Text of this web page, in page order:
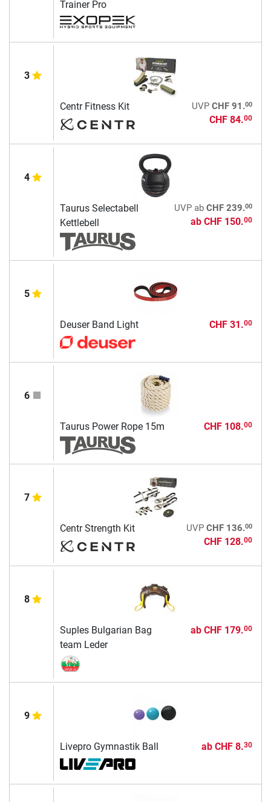
Trainer Pro
3
Centr Fitness Kit UVP CHF 91.00
CHF 84.00
4
Taurus Selectabell
Kettlebell
UVPab CHF 239.00
ab CHF 150.00
5
Deuser Band Light CHF 31.00
6
Taurus Power Rope 15m CHF 108.00
7
Centr Strength Kit UVP CHF 136.00
CHF 128.00
8
Suples Bulgarian Bag
team Leder
ab CHF 179.00
9
Livepro Gymnastik Ball ab CHF 8.30